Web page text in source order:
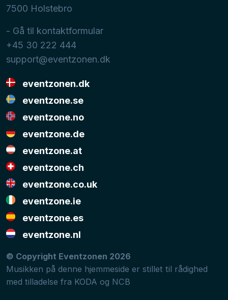
7500 Holstebro
- Gå til kontaktformular
+45 30 222 444
support@eventzonen.dk
eventzonen.dk
eventzone.se
eventzone.no
eventzone.de
eventzone.at
eventzone.ch
eventzone.co.uk
eventzone.ie
eventzone.es
eventzone.nl
© Copyright Eventzonen 2026
Musikken på denne hjemmeside er stillet til rådighed
med tilladelse fra KODA og NCB